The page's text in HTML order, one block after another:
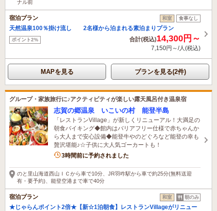
ナル前
宿泊プラン 和室 食事なし
天然温泉100％掛け流し 2名様から泊まれる素泊まりプラン
ポイント2% 合計(税込)14,300円～
7,150円～/人(税込)
MAPを見る プランを見る(2件)
グループ・家族旅行に♪アクティビティが楽しい露天風呂付き温泉宿
志賀の郷温泉 いこいの村 能登半島
「レストランVillage」が新しくリニューアル！大満足の
朝食バイキング◆館内はバリアフリー仕様で赤ちゃんか
ら大人まで安心設備◆能登牛やのどぐろなど能登の幸も
贅沢堪能♪☆子供に大人気ゴーカートも！
2名がこの宿を見ています
3時間前に予約されました
のと里山海道西山ＩＣから車で10分、JR羽咋駅から車で約25分(無料送迎
有・要予約)、能登空港まで車で40分
宿泊プラン 和室 朝のみ
★じゃらんポイント2倍★【新☆1泊朝食】レストランVillageがリニュー